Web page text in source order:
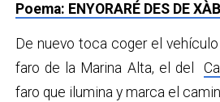
Poema: ENYORARÉ DES DE
De nuevo toca coger el
faro de la Marina Alta, el del
faro que ilumina y marca el